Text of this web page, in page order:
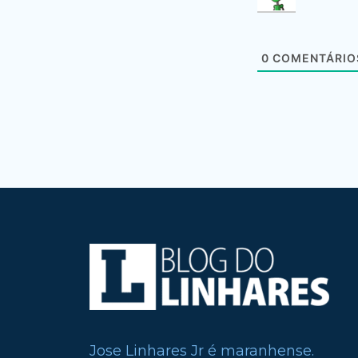
0
Jose Linhares Jr é maranhense.